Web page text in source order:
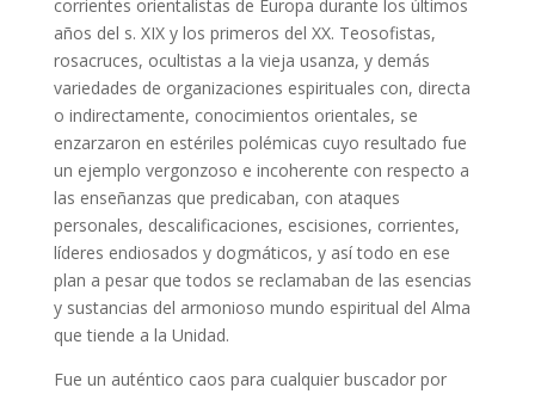
corrientes orientalistas de Europa durante los últimos
años del s. XIX y los primeros del XX. Teosofistas,
rosacruces, ocultistas a la vieja usanza, y demás
variedades de organizaciones espirituales con, directa
o indirectamente, conocimientos orientales, se
enzarzaron en estériles polémicas cuyo resultado fue
un ejemplo vergonzoso e incoherente con respecto a
las enseñanzas que predicaban, con ataques
personales, descalificaciones, escisiones, corrientes,
líderes endiosados y dogmáticos, y así todo en ese
plan a pesar que todos se reclamaban de las esencias
y sustancias del armonioso mundo espiritual del Alma
que tiende a la Unidad.
Fue un auténtico caos para cualquier buscador por